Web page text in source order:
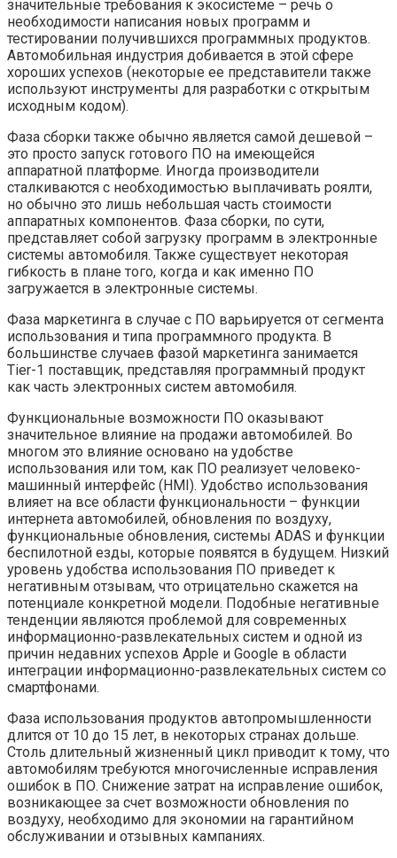
значительные требования к экосистеме – речь о
необходимости написания новых программ и
тестировании получившихся программных продуктов.
Автомобильная индустрия добивается в этой сфере
хороших успехов (некоторые ее представители также
используют инструменты для разработки с открытым
исходным кодом).
Фаза сборки также обычно является самой дешевой –
это просто запуск готового ПО на имеющейся
аппаратной платформе. Иногда производители
сталкиваются с необходимостью выплачивать роялти,
но обычно это лишь небольшая часть стоимости
аппаратных компонентов. Фаза сборки, по сути,
представляет собой загрузку программ в электронные
системы автомобиля. Также существует некоторая
гибкость в плане того, когда и как именно ПО
загружается в электронные системы.
Фаза маркетинга в случае с ПО варьируется от сегмента
использования и типа программного продукта. В
большинстве случаев фазой маркетинга занимается
Tier-1 поставщик, представляя программный продукт
как часть электронных систем автомобиля.
Функциональные возможности ПО оказывают
значительное влияние на продажи автомобилей. Во
многом это влияние основано на удобстве
использования или том, как ПО реализует человеко-
машинный интерфейс (HMI). Удобство использования
влияет на все области функциональности – функции
интернета автомобилей, обновления по воздуху,
функциональные обновления, системы ADAS и функции
беспилотной езды, которые появятся в будущем. Низкий
уровень удобства использования ПО приведет к
негативным отзывам, что отрицательно скажется на
потенциале конкретной модели. Подобные негативные
тенденции являются проблемой для современных
информационно-развлекательных систем и одной из
причин недавних успехов Apple и Google в области
интеграции информационно-развлекательных систем со
смартфонами.
Фаза использования продуктов автопромышленности
длится от 10 до 15 лет, в некоторых странах дольше.
Столь длительный жизненный цикл приводит к тому, что
автомобилям требуются многочисленные исправления
ошибок в ПО. Снижение затрат на исправление ошибок,
возникающее за счет возможности обновления по
воздуху, необходимо для экономии на гарантийном
обслуживании и отзывных кампаниях.